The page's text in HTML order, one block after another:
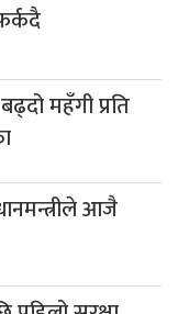
बढ्दो महँगी प्रति
आजै